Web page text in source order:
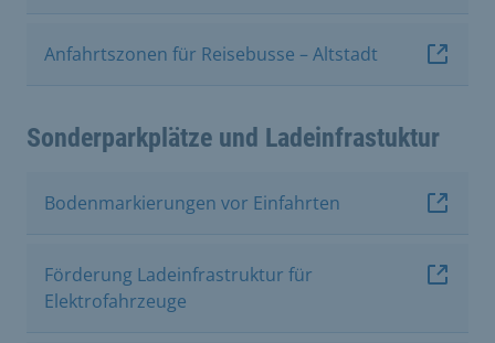
Anfahrtszonen für Reisebusse – Altstadt
Sonderparkplätze und Ladeinfrastuktur
Bodenmarkierungen vor Einfahrten
Förderung Ladeinfrastruktur für
Elektrofahrzeuge